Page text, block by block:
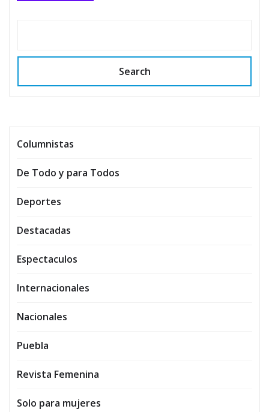
Search
Columnistas
De Todo y para Todos
Deportes
Destacadas
Espectaculos
Internacionales
Nacionales
Puebla
Revista Femenina
Solo para mujeres